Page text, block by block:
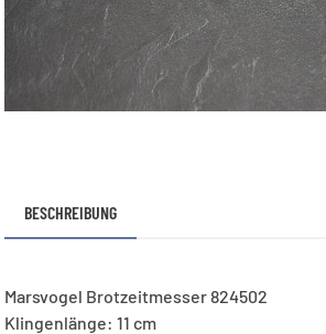
BESCHREIBUNG
Marsvogel Brotzeitmesser 824502
Klingenlänge: 11 cm